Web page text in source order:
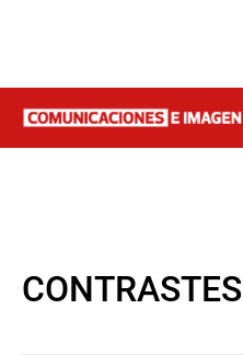
CONTRASTES